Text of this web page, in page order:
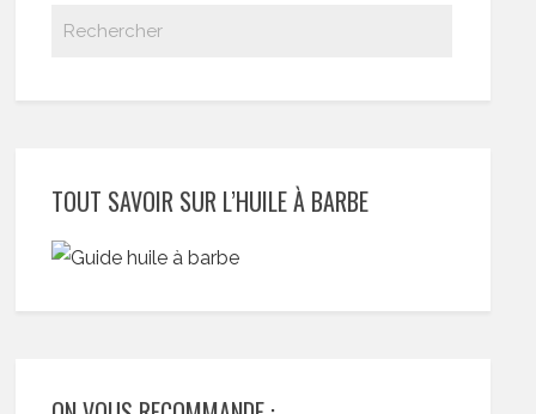
TOUT SAVOIR SUR L’HUILE À BARBE